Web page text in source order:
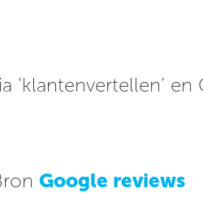
‘klantenvertellen’ en
Google reviews